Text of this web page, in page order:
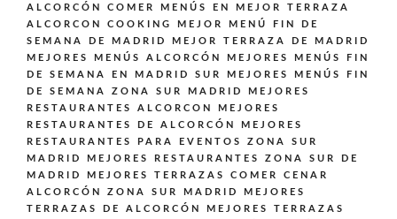
ALCORCÓN
COMER MENÚS EN MEJOR TERRAZA
ALCORCON
COOKING
MEJOR MENÚ FIN DE
SEMANA DE MADRID
MEJOR TERRAZA DE MADRID
MEJORES MENÚS ALCORCÓN
MEJORES MENÚS FIN
DE SEMANA EN MADRID SUR
MEJORES MENÚS FIN
DE SEMANA ZONA SUR MADRID
MEJORES
RESTAURANTES ALCORCON
MEJORES
RESTAURANTES DE ALCORCÓN
MEJORES
RESTAURANTES PARA EVENTOS ZONA SUR
MADRID
MEJORES RESTAURANTES ZONA SUR DE
MADRID
MEJORES TERRAZAS COMER CENAR
ALCORCÓN ZONA SUR MADRID
MEJORES
TERRAZAS DE ALCORCÓN
MEJORES TERRAZAS